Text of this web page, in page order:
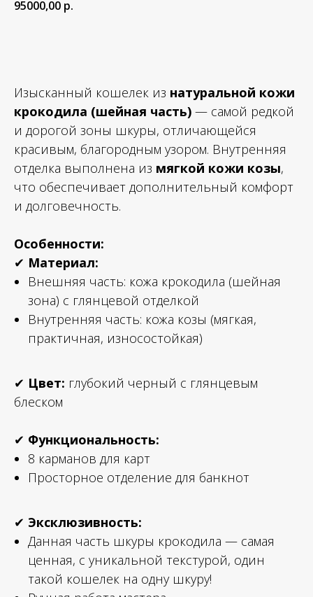
95000,00 р.
Изысканный кошелек из натуральной кожи
крокодила (шейная часть) — самой редкой
и дорогой зоны шкуры, отличающейся
красивым, благородным узором. Внутренняя
отделка выполнена из мягкой кожи козы,
что обеспечивает дополнительный комфорт
и долговечность.
Особенности:
✔ Материал:
Внешняя часть: кожа крокодила (шейная
зона) с глянцевой отделкой
Внутренняя часть: кожа козы (мягкая,
практичная, износостойкая)
✔ Цвет: глубокий черный с глянцевым
блеском
✔ Функциональность:
8 карманов для карт
Просторное отделение для банкнот
✔ Эксклюзивность:
Данная часть шкуры крокодила — самая
ценная, с уникальной текстурой, один
такой кошелек на одну шкуру!